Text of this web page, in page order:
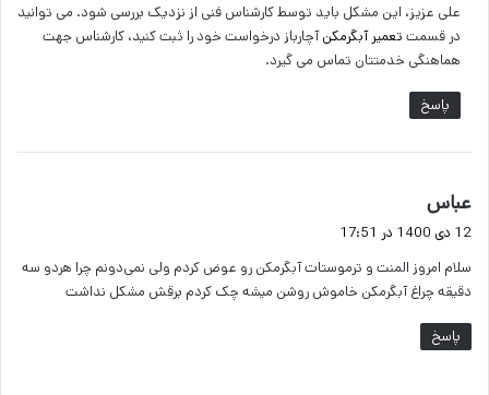
علی عزیز، این مشکل باید توسط کارشناس فنی از نزدیک بررسی شود. می توانید
در قسمت تعمیر آبگرمکنآچارباز درخواست خود را ثبت کنید، کارشناس جهت
هماهنگی خدمتتان تماس می گیرد.
پاسخ
عباس
ف
:
12 دی 1400 در 17:51
سلام امروز المنت و ترموستات آبگرمکن رو عوض کردم ولی نمی‌دونم چرا هردو سه
دقیقه چراغ آبگرمکن خاموش روشن میشه چک کردم برقش مشکل نداشت
پاسخ